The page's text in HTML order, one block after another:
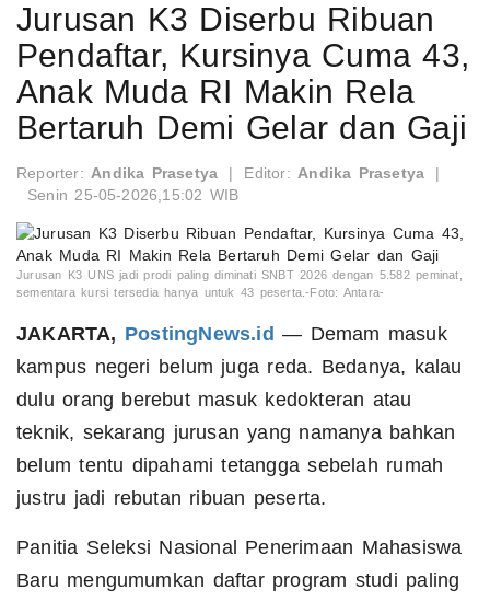
Jurusan K3 Diserbu Ribuan
Pendaftar, Kursinya Cuma 43,
Anak Muda RI Makin Rela
Bertaruh Demi Gelar dan Gaji
Reporter:Andika Prasetya | Editor:Andika Prasetya
|
Senin 25-05-2026,15:02 WIB
Jurusan K3 UNS jadi prodi paling diminati SNBT 2026 dengan 5.582 peminat,
sementara kursi tersedia hanya untuk 43 peserta.-Foto: Antara-
JAKARTA, PostingNews.id — Demam masuk
kampus negeri belum juga reda. Bedanya, kalau
dulu orang berebut masuk kedokteran atau
teknik, sekarang jurusan yang namanya bahkan
belum tentu dipahami tetangga sebelah rumah
justru jadi rebutan ribuan peserta.
Panitia Seleksi Nasional Penerimaan Mahasiswa
Baru mengumumkan daftar program studi paling